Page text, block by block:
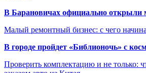
В Барановичах официально открыли
Малый ремонтный бизнес: с чего
В городе пройдет «Библионочь» с
Проверить комплектацию и не только: